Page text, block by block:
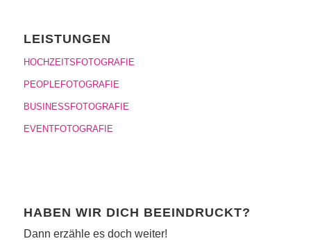
LEISTUNGEN
HOCHZEITSFOTOGRAFIE
PEOPLEFOTOGRAFIE
BUSINESSFOTOGRAFIE
EVENTFOTOGRAFIE
HABEN WIR DICH BEEINDRUCKT?
Dann erzähle es doch weiter!